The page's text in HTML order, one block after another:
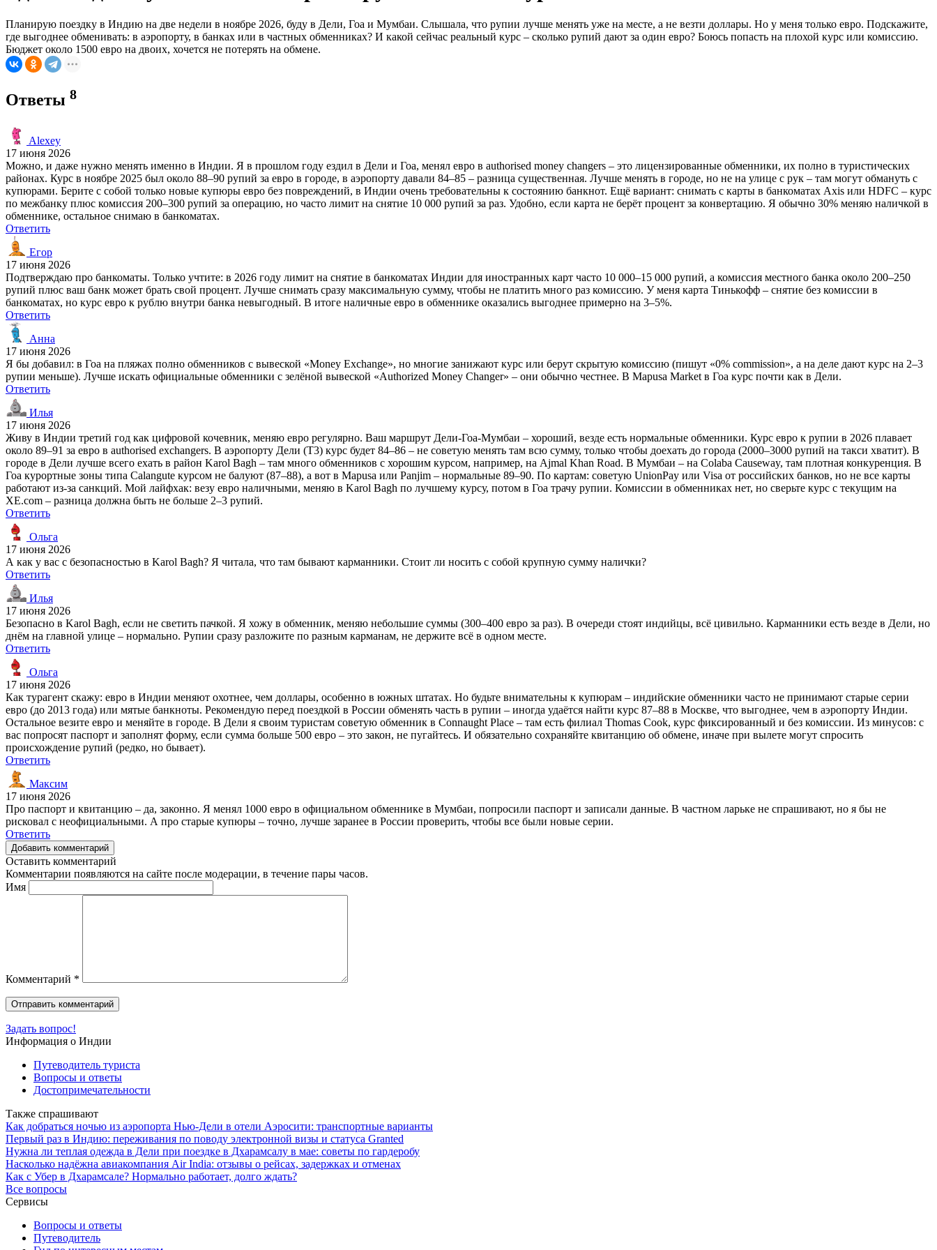
Планирую поездку в Индию на две недели в ноябре 2026, буду в Дели, Гоа и Мумбаи. Слышала, что рупии лучше менять уже на месте, а не везти доллары. Но у меня только евро. Подскажите,
где выгоднее обменивать: в аэропорту, в банках или в частных обменниках? И какой сейчас реальный курс – сколько рупий дают за один евро? Боюсь попасть на плохой курс или комиссию.
Бюджет около 1500 евро на двоих, хочется не потерять на обмене.
Ответы 8
Alexey
17 июня 2026
Можно, и даже нужно менять именно в Индии. Я в прошлом году ездил в Дели и Гоа, менял евро в authorised money changers – это лицензированные обменники, их полно в туристических
районах. Курс в ноябре 2025 был около 88–90 рупий за евро в городе, в аэропорту давали 84–85 – разница существенная. Лучше менять в городе, но не на улице с рук – там могут обмануть с
купюрами. Берите с собой только новые купюры евро без повреждений, в Индии очень требовательны к состоянию банкнот. Ещё вариант: снимать с карты в банкоматах Axis или HDFC – курс
по межбанку плюс комиссия 200–300 рупий за операцию, но часто лимит на снятие 10 000 рупий за раз. Удобно, если карта не берёт процент за конвертацию. Я обычно 30% меняю наличкой в
обменнике, остальное снимаю в банкоматах.
Ответить
Егор
17 июня 2026
Подтверждаю про банкоматы. Только учтите: в 2026 году лимит на снятие в банкоматах Индии для иностранных карт часто 10 000–15 000 рупий, а комиссия местного банка около 200–250
рупий плюс ваш банк может брать свой процент. Лучше снимать сразу максимальную сумму, чтобы не платить много раз комиссию. У меня карта Тинькофф – снятие без комиссии в
банкоматах, но курс евро к рублю внутри банка невыгодный. В итоге наличные евро в обменнике оказались выгоднее примерно на 3–5%.
Ответить
Анна
17 июня 2026
Я бы добавил: в Гоа на пляжах полно обменников с вывеской «Money Exchange», но многие занижают курс или берут скрытую комиссию (пишут «0% commission», а на деле дают курс на 2–3
рупии меньше). Лучше искать официальные обменники с зелёной вывеской «Authorized Money Changer» – они обычно честнее. В Mapusa Market в Гоа курс почти как в Дели.
Ответить
Илья
17 июня 2026
Живу в Индии третий год как цифровой кочевник, меняю евро регулярно. Ваш маршрут Дели-Гоа-Мумбаи – хороший, везде есть нормальные обменники. Курс евро к рупии в 2026 плавает
около 89–91 за евро в authorised exchangers. В аэропорту Дели (T3) курс будет 84–86 – не советую менять там всю сумму, только чтобы доехать до города (2000–3000 рупий на такси хватит). В
городе в Дели лучше всего ехать в район Karol Bagh – там много обменников с хорошим курсом, например, на Ajmal Khan Road. В Мумбаи – на Colaba Causeway, там плотная конкуренция. В
Гоа курортные зоны типа Calangute курсом не балуют (87–88), а вот в Mapusa или Panjim – нормальные 89–90. По картам: советую UnionPay или Visa от российских банков, но не все карты
работают из-за санкций. Мой лайфхак: везу евро наличными, меняю в Karol Bagh по лучшему курсу, потом в Гоа трачу рупии. Комиссии в обменниках нет, но сверьте курс с текущим на
XE.com – разница должна быть не больше 2–3 рупий.
Ответить
Ольга
17 июня 2026
А как у вас с безопасностью в Karol Bagh? Я читала, что там бывают карманники. Стоит ли носить с собой крупную сумму налички?
Ответить
Илья
17 июня 2026
Безопасно в Karol Bagh, если не светить пачкой. Я хожу в обменник, меняю небольшие суммы (300–400 евро за раз). В очереди стоят индийцы, всё цивильно. Карманники есть везде в Дели, но
днём на главной улице – нормально. Рупии сразу разложите по разным карманам, не держите всё в одном месте.
Ответить
Ольга
17 июня 2026
Как турагент скажу: евро в Индии меняют охотнее, чем доллары, особенно в южных штатах. Но будьте внимательны к купюрам – индийские обменники часто не принимают старые серии
евро (до 2013 года) или мятые банкноты. Рекомендую перед поездкой в России обменять часть в рупии – иногда удаётся найти курс 87–88 в Москве, что выгоднее, чем в аэропорту Индии.
Остальное везите евро и меняйте в городе. В Дели я своим туристам советую обменник в Connaught Place – там есть филиал Thomas Cook, курс фиксированный и без комиссии. Из минусов: с
вас попросят паспорт и заполнят форму, если сумма больше 500 евро – это закон, не пугайтесь. И обязательно сохраняйте квитанцию об обмене, иначе при вылете могут спросить
происхождение рупий (редко, но бывает).
Ответить
Максим
17 июня 2026
Про паспорт и квитанцию – да, законно. Я менял 1000 евро в официальном обменнике в Мумбаи, попросили паспорт и записали данные. В частном ларьке не спрашивают, но я бы не
рисковал с неофициальными. А про старые купюры – точно, лучше заранее в России проверить, чтобы все были новые серии.
Ответить
Добавить комментарий
Оставить комментарий
Комментарии появляются на сайте после модерации, в течение пары часов.
Имя
Комментарий *
Задать вопрос!
Информация о Индии
Путеводитель туриста
Вопросы и ответы
Достопримечательности
Также спрашивают
Как добраться ночью из аэропорта Нью-Дели в отели Аэросити: транспортные варианты
Первый раз в Индию: переживания по поводу электронной визы и статуса Granted
Нужна ли теплая одежда в Дели при поездке в Дхарамсалу в мае: советы по гардеробу
Насколько надёжна авиакомпания Air India: отзывы о рейсах, задержках и отменах
Как с Убер в Дхарамсале? Нормально работает, долго ждать?
Все вопросы
Сервисы
Вопросы и ответы
Путеводитель